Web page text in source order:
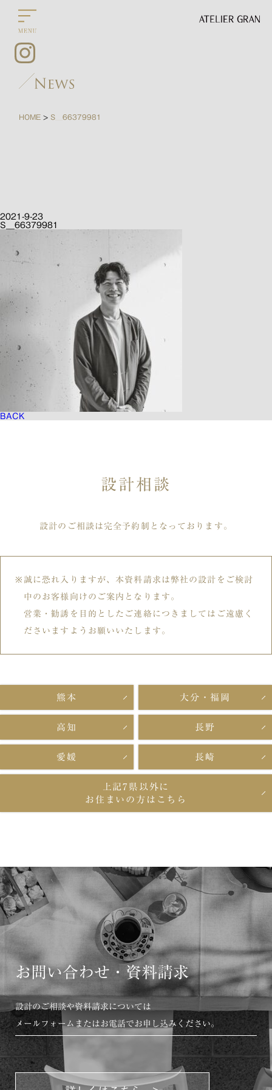
HOME > S__66379981
2021-9-23
S__66379981
BACK
設計相談
設計のご相談は完全予約制となっております。
誠に恐れ入りますが、本資料請求は弊社の設計をご検討
中のお客様向けのご案内となります。
営業・勧誘を目的としたご連絡につきましてはご遠慮く
ださいますようお願いいたします。
熊本 大分・福岡
高知 長野
愛媛 長崎
上記7県以外に
お住まいの方はこちら
お問い合わせ・資料請求
設計のご相談や資料請求については
メールフォームまたはお電話でお申し込みください。